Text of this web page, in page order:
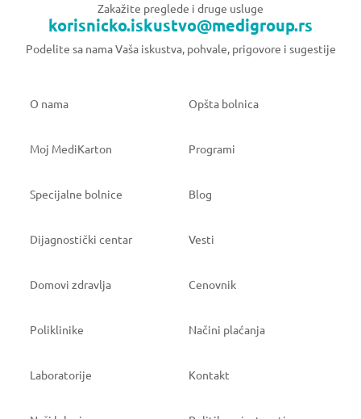
Zakažite preglede i druge usluge
korisnicko.iskustvo@medigroup.rs
Podelite sa nama Vaša iskustva, pohvale, prigovore i sugestije
O nama Opšta bolnica
Moj MediKarton Programi
Specijalne bolnice Blog
Dijagnostički centar Vesti
Domovi zdravlja Cenovnik
Poliklinike Načini plaćanja
Laboratorije Kontakt